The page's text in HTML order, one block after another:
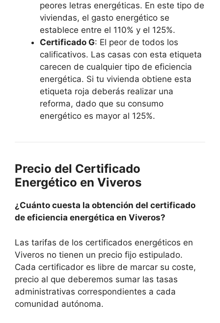
peores letras energéticas. En este tipo de
viviendas, el gasto energético se
establece entre el 110% y el 125%.
Certificado G: El peor de todos los
calificativos. Las casas con esta etiqueta
carecen de cualquier tipo de eficiencia
energética. Si tu vivienda obtiene esta
etiqueta roja deberás realizar una
reforma, dado que su consumo
energético es mayor al 125%.
Precio del Certificado
Energético en Viveros
¿Cuánto cuesta la obtención del certificado
de eficiencia energética en Viveros?
Las tarifas de los certificados energéticos en
Viveros no tienen un precio fijo estipulado.
Cada certificador es libre de marcar su coste,
precio al que deberemos sumar las tasas
administrativas correspondientes a cada
comunidad autónoma.